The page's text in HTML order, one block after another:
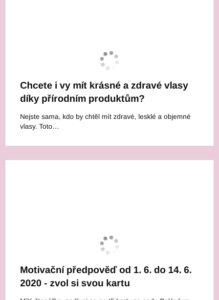
Chcete i vy mít krásné a zdravé vlasy
díky přírodním produktům?
Nejste sama, kdo by chtěl mít zdravé, lesklé a objemné
vlasy. Toto…
Motivační předpověď od 1. 6. do 14. 6.
2020 - zvol si svou kartu